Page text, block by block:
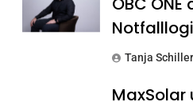
Tanja Schiller
MaxSolar